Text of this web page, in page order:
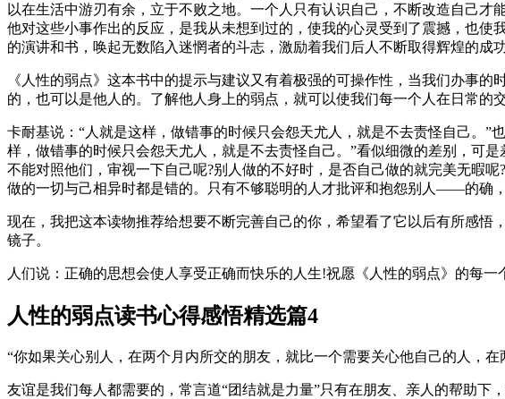
以在生活中游刃有余，立于不败之地。一个人只有认识自己，不断改造自己
他对这些小事作出的反应，是我从未想到过的，使我的心灵受到了震撼，也
的演讲和书，唤起无数陷入迷惘者的斗志，激励着我们后人不断取得辉煌的成功
《人性的弱点》这本书中的提示与建议又有着极强的可操作性，当我们办事
的，也可以是他人的。了解他人身上的弱点，就可以使我们每一个人在日常的
卡耐基说：“人就是这样，做错事的时候只会怨天尤人，就是不去责怪自己。
样，做错事的时候只会怨天尤人，就是不去责怪自己。”看似细微的差别，可
不能对照他们，审视一下自己呢?别人做的不好时，是否自己做的就完美无暇
做的一切与己相异时都是错的。只有不够聪明的人才批评和抱怨别人——的确
现在，我把这本读物推荐给想要不断完善自己的你，希望看了它以后有所感
镜子。
人们说：正确的思想会使人享受正确而快乐的人生!祝愿《人性的弱点》的每一
人性的弱点读书心得感悟精选篇4
“你如果关心别人，在两个月内所交的朋友，就比一个需要关心他自己的人，
友谊是我们每人都需要的，常言道“团结就是力量”只有在朋友、亲人的帮助